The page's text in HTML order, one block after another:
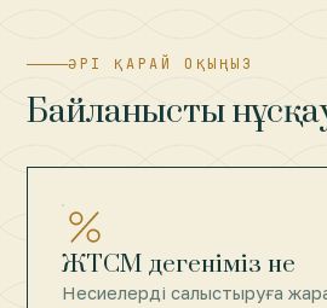
ӘРІ ҚАРАЙ ОҚЫҢЫЗ
Байланысты
ЖТСМ дегеніміз не
Несиелерді салыстыруға